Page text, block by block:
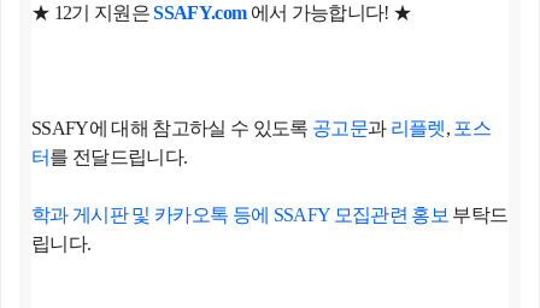
★ 12기 지원은SSAFY.com 에서 가능합니다! ★
SSAFY에 대해 참고하실 수 있도록 공고문과 리플렛, 포스
터를 전달드립니다.
학과 게시판 및 카카오톡 등에 SSAFY 모집관련 홍보 부탁드
립니다.